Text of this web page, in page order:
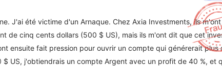
J'ai été victime d'un Arnaque. Chez Axia Investments, ils
de cinq cents dollars (500 $ US), mais ils m'ont dit que cet
ensuite fait pression pour ouvrir un compte qui générerait plus
US, j'obtiendrais un compte Argent avec un profit de 40 %, et